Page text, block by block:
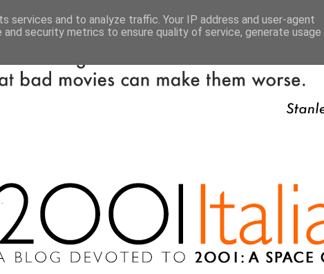
services and to analyze traffic. Your IP address and user-agent
security metrics to ensure quality of service, generate usage